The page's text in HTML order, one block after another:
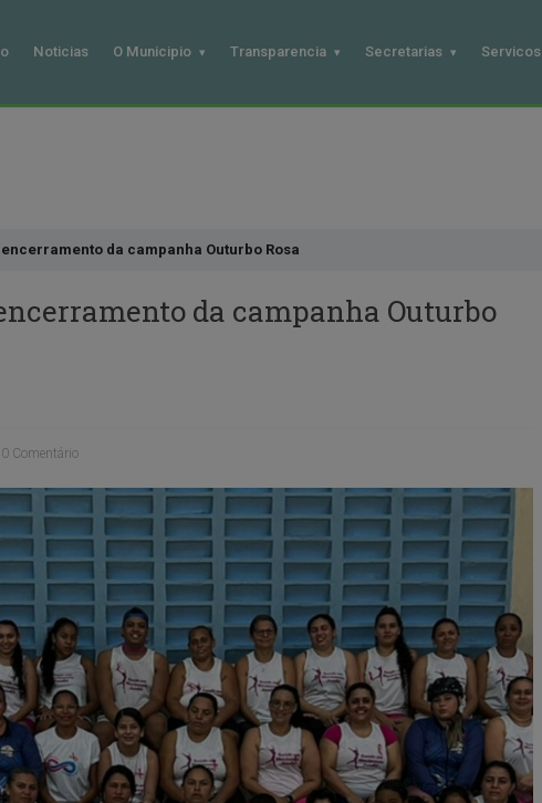
Noticias O Municipio Transparencia Secretarias Servicos
da campanha Outurbo Rosa
da campanha Outurbo
0 Comentário